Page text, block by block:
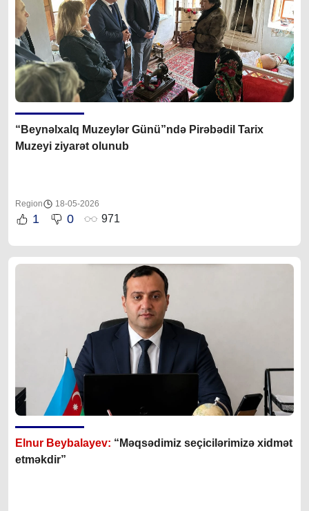
“Beynəlxalq Muzeylər Günü”ndə Pirəbədil Tarix
Muzeyi ziyarət olunub
Region 18-05-2026
1 0 971
Elnur Beybalayev: “Məqsədimiz seçicilərimizə xidmət
etməkdir”